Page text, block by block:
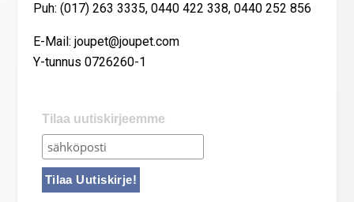
Puh: (017) 263 3335, 0440 422 338, 0440 252 856
E-Mail: joupet@joupet.com
Y-tunnus 0726260-1
Tilaa uutiskirjeemme